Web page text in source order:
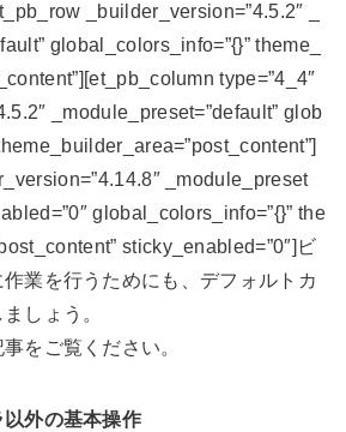
_builder_version=”4.5.2″ _
global_colors_info=”{}” theme_
type=”4_4″
_module_preset=”default” glob
_module_preset
global_colors_info=”{}” the
sticky_enabled=”0″]ビ
業を行うためにも、デフォルトカ
しょう。
をご覧ください。
以外の基本操作